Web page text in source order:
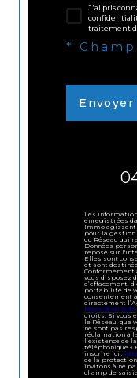
J'ai pris
traitement
*
Envoyer
Les
enregistrées
Immo
pour la gestion
du Réseau qui
Données
repose sur
Elles sont
et sont
Conformément
vous disposez
d’effacement,
portabilité de
consentement
directement
https://cnil.fr/fr
droits. Si vous
le Réseau, que
ne sont pas
réclamation à
l’existence de
téléphonique «
inscrire ici :
de la protection
invitons à ne
champ de